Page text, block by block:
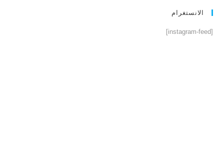
الانستغرام
[instagram-feed]